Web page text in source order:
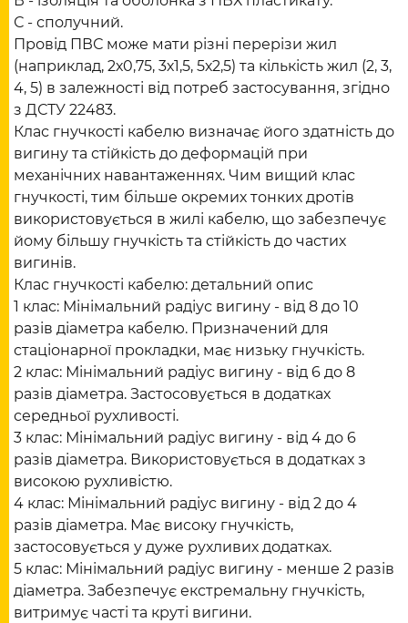
С - сполучний.
Провід ПВС може мати різні перерізи жил
(наприклад, 2х0,75, 3х1,5, 5х2,5) та кількість жил (2, 3,
4, 5) в залежності від потреб застосування, згідно
з ДСТУ 22483.
Клас гнучкості кабелю визначає його здатність до
вигину та стійкість до деформацій при
механічних навантаженнях. Чим вищий клас
гнучкості, тим більше окремих тонких дротів
використовується в жилі кабелю, що забезпечує
йому більшу гнучкість та стійкість до частих
вигинів.
Клас гнучкості кабелю: детальний опис
1 клас: Мінімальний радіус вигину - від 8 до 10
разів діаметра кабелю. Призначений для
стаціонарної прокладки, має низьку гнучкість.
2 клас: Мінімальний радіус вигину - від 6 до 8
разів діаметра. Застосовується в додатках
середньої рухливості.
3 клас: Мінімальний радіус вигину - від 4 до 6
разів діаметра. Використовується в додатках з
високою рухливістю.
4 клас: Мінімальний радіус вигину - від 2 до 4
разів діаметра. Має високу гнучкість,
застосовується у дуже рухливих додатках.
5 клас: Мінімальний радіус вигину - менше 2 разів
діаметра. Забезпечує екстремальну гнучкість,
витримує часті та круті вигини.